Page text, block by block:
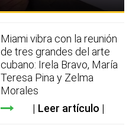
Miami vibra con la reunión
de tres grandes del arte
cubano: Irela Bravo, María
Teresa Pina y Zelma
Morales
Leer artículo